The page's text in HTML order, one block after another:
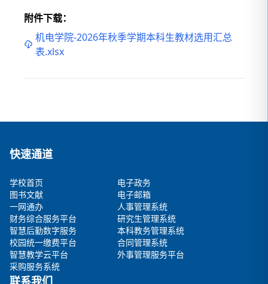
附件下载：
机电学院-2026年秋季学期本科生教材选用汇总
表.xlsx
快速通道
学校首页
电子政务
图书文献
电子邮箱
一网通办
人事管理系统
财务综合服务平台
研究生管理系统
智慧后勤数字服务
本科教务管理系统
校园统一缴费平台
合同管理系统
智慧教学云平台
外事管理服务平台
采购服务系统
联系我们